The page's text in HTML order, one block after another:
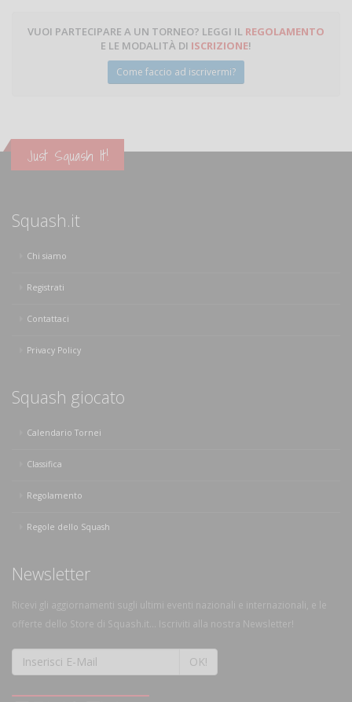
VUOI PARTECIPARE A UN TORNEO? LEGGI IL REGOLAMENTO
E LE MODALITÀ DI ISCRIZIONE!
Come faccio ad iscrivermi?
Just Squash It!
Squash.it
Chi siamo
Registrati
Contattaci
Privacy Policy
Squash giocato
Calendario Tornei
Classifica
Regolamento
Regole dello Squash
Newsletter
Ricevi gli aggiornamenti sugli ultimi eventi nazionali e internazionali, e le
offerte dello Store di Squash.it... Iscriviti alla nostra Newsletter!
OK!